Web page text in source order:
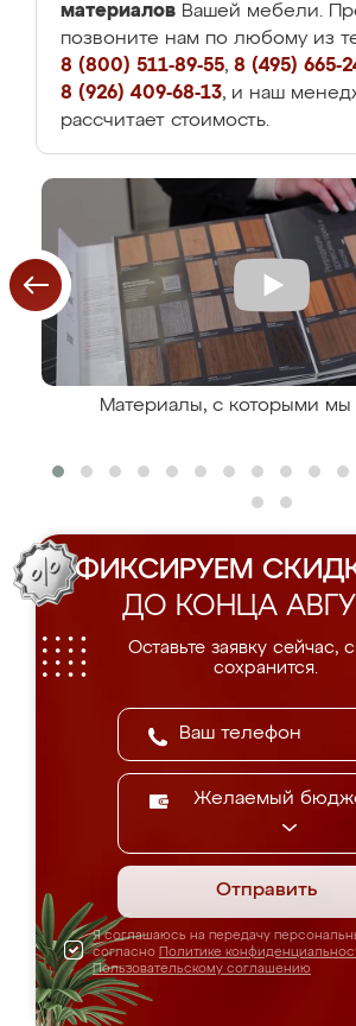
материалов Вашей мебели.
позвоните нам по любому из
8 (800) 511-89-55, 8 (495) 665-
8 (926) 409-68-13, и наш
рассчитает стоимость.
Материалы, с которыми мы
ФИКСИРУЕМ
ДО КОНЦА
Оставьте заявку сейчас,
сохранится.
Желаемый
Отправить
Я соглашаюсь на передачу
согласно Политике
Пользовательскому соглашению